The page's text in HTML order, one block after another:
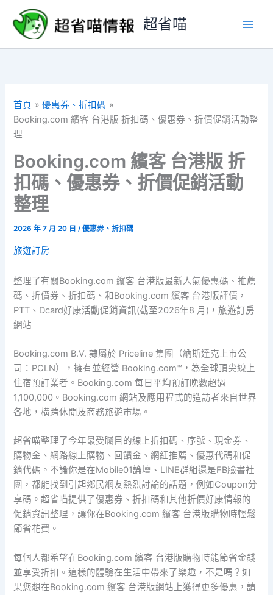
要
超省喵
首頁
優惠券、折扣碼
Booking.com 繽客 台港版 折扣碼、優惠券、折價促銷活動整
理
Booking.com 繽客 台港版 折
扣碼、優惠券、折價促銷活動
整理
2026 年 7 月 20 日/優惠券、折扣碼
旅遊訂房
整理了有關Booking.com 繽客 台港版最新人氣優惠碼、推薦
碼、折價券、折扣碼、和Booking.com 繽客 台港版評價，
PTT、Dcard好康活動促銷資訊(截至2026年8 月)，旅遊訂房
網站
Booking.com B.V. 隸屬於 Priceline 集團（納斯達克上市公
司：PCLN），擁有並經營 Booking.com™，為全球頂尖線上
住宿預訂業者。Booking.com 每日平均預訂晚數超過
1,100,000。Booking.com 網站及應用程式的造訪者來自世界
各地，橫跨休閒及商務旅遊市場。
超省喵整理了今年最受矚目的線上折扣碼、序號、現金券、
購物金、網路線上購物、回饋金、網紅推薦、優惠代碼和促
銷代碼。不論你是在Mobile01論壇、LINE群組還是FB臉書社
團，都能找到引起鄉民網友熱烈討論的話題，例如Coupon分
享碼。超省喵提供了優惠券、折扣碼和其他折價好康情報的
促銷資訊整理，讓你在Booking.com 繽客 台港版購物時輕鬆
節省花費。
每個人都希望在Booking.com 繽客 台港版購物時能節省金錢
並享受折扣。這樣的體驗在生活中帶來了樂趣，不是嗎？如
果您想在Booking.com 繽客 台港版網站上獲得更多優惠，請